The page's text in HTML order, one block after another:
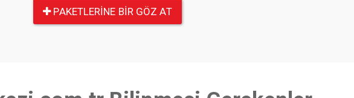
PAKETLERINE BIR GÖZ AT